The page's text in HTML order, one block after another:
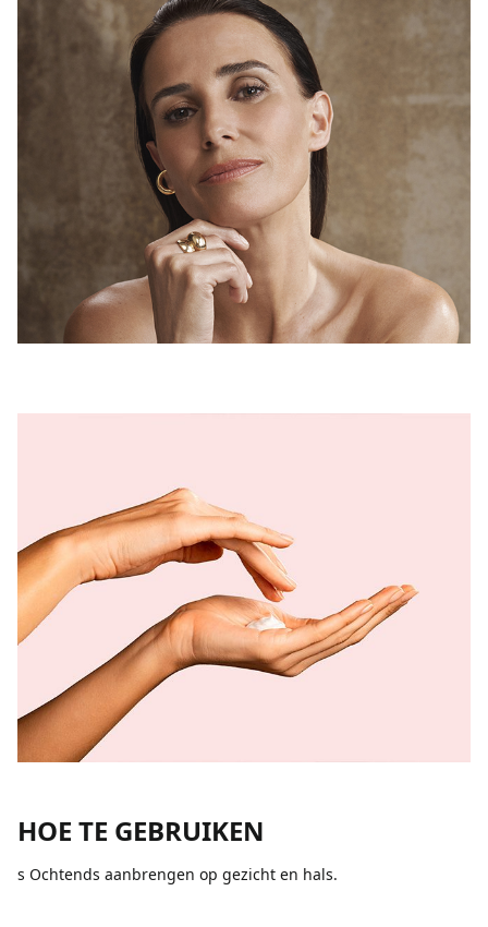
HOE TE GEBRUIKEN
s Ochtends aanbrengen op gezicht en hals.